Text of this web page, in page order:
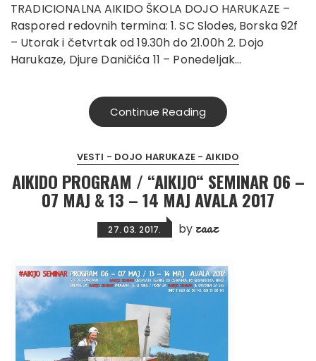
TRADICIONALNA AIKIDO ŠKOLA DOJO HARUKAZE –
Raspored redovnih termina: 1. SC Slodes, Borska 92f
– Utorak i četvrtak od 19.30h do 21.00h 2. Dojo
Harukaze, Djure Daničića 11 – Ponedeljak…
Continue Reading
VESTI - DOJO HARUKAZE - AIKIDO
AIKIDO PROGRAM / “AIKIJO“ SEMINAR 06 –
07 MAJ & 13 – 14 MAJ AVALA 2017
27. 03. 2017. by zaaz